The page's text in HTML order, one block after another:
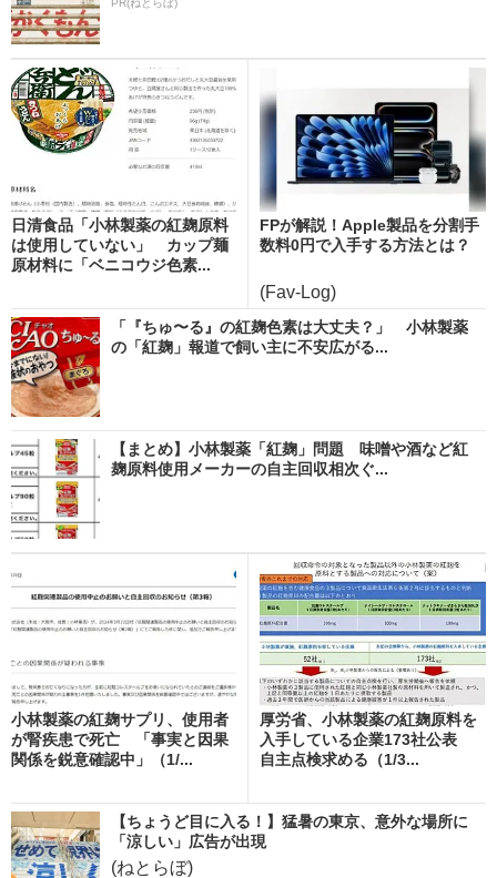
PR(ねとらぼ)
日清食品「小林製薬の紅麹原料
は使用していない」 カップ麺
原材料に「ベニコウジ色素...
FPが解説！Apple製品を分割手
数料0円で入手する方法とは？
(Fav-Log)
「『ちゅ〜る』の紅麹色素は大丈夫？」 小林製薬
の「紅麹」報道で飼い主に不安広がる...
【まとめ】小林製薬「紅麹」問題 味噌や酒など紅
麹原料使用メーカーの自主回収相次ぐ...
小林製薬の紅麹サプリ、使用者
が腎疾患で死亡 「事実と因果
関係を鋭意確認中」（1/...
厚労省、小林製薬の紅麹原料を
入手している企業173社公表
自主点検求める（1/3...
【ちょうど目に入る！】猛暑の東京、意外な場所に
「涼しい」広告が出現
(ねとらぼ)